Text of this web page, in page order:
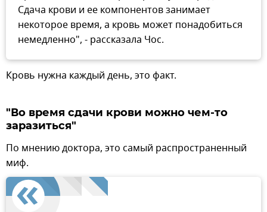
Сдача крови и ее компонентов занимает
некоторое время, а кровь может понадобиться
немедленно", - рассказала Чос.
Кровь нужна каждый день, это факт.
"Во время сдачи крови можно чем-то
заразиться"
По мнению доктора, это самый распространенный
миф.